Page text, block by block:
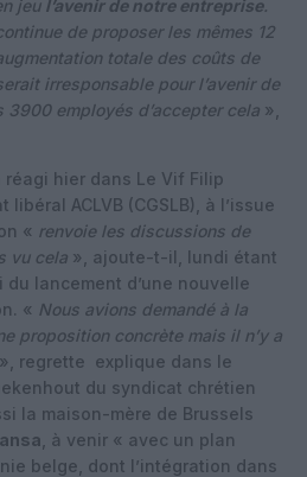
jeu l’avenir de notre entreprise.
de proposer les mêmes 12
totale des coûts de
irresponsable pour l’avenir de
3900 employés d’accepter cela »,
réagi hier dans Le Vif Filip
ACLVB (CGSLB), à l’issue
« renvoie les discussions de
vu cela », ajoute-t-il, lundi étant
lancement d’une nouvelle
« Nous avions demandé à la
proposition concrète mais il n’y a
», regrette explique dans le
du syndicat chrétien
la maison-mère de Brussels
, à venir « avec un plan
belge, dont l’intégration dans